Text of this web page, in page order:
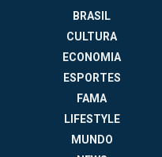
BRASIL
CULTURA
ECONOMIA
ESPORTES
FAMA
LIFESTYLE
MUNDO